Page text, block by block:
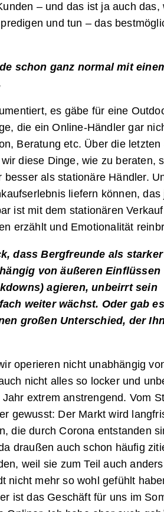
– und das ist ja auch das,
und tun – das
schon ganz normal mit
es gäbe für eine
die ein Online-Händler gar
Beratung etc. Über die letzten
diese Dinge, wie zu beraten,
als stationäre Händler.
liefern können, das
ist mit dem stationären
erzählt und Emotionalität
dass Bergfreunde als starker
von äußeren Einflüssen
agieren, unbeirrt sein
weiter wächst. Oder gab
großen Unterschied, der
operieren nicht unabhängig
nicht alles so locker und
extrem anstrengend. Vom
gewusst: Der Markt wird
die durch Corona entstanden
draußen auch schon häufig
weil sie zum Teil auch
nicht mehr so wohl gefühlt
ist das Geschäft für uns im